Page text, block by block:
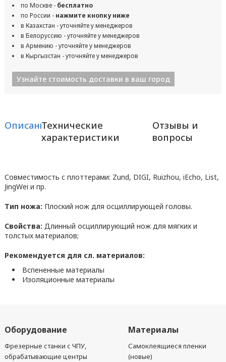
по Москве - бесплатно
по России - нажмите кнопку ниже
в Казахстан - уточняйте у менеджеров
в Белоруссию - уточняйте у менеджеров
в Армению - уточняйте у менеджеров
в Кыргызстан - уточняйте у менеджеров
Узнайте стоимость доставки в ваш город
ОписаниеТехнические
характеристики
Отзывы и
вопросы
Совместимость с плоттерами: Zund, DIGI, Ruizhou, iEcho, List,
JingWei и пр.
Тип ножа: Плоский нож для осциллирующей головы.
Свойства: Длинный осциллирующий нож для мягких и
толстых материалов;
Рекомендуется для сл. материалов:
Вспененные материалы
Изоляционные материалы
Оборудование
Фрезерные станки с ЧПУ,
обрабатывающие центры
Материалы
Самоклеящиеся пленки
(новые)